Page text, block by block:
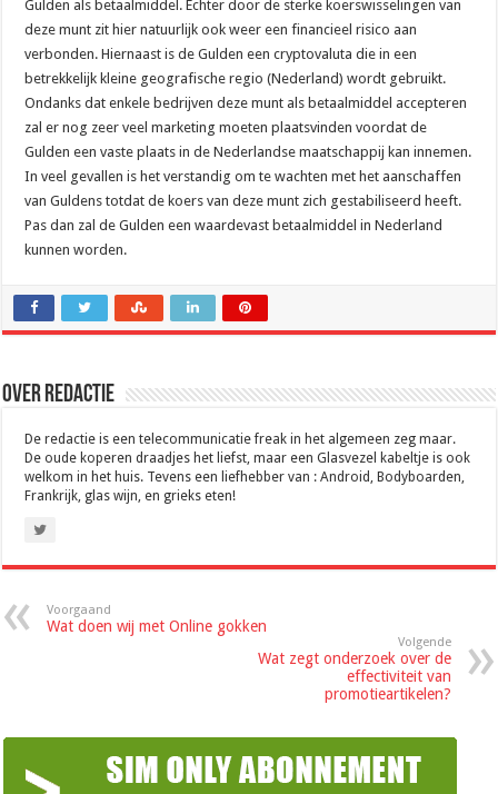
Gulden als betaalmiddel. Echter door de sterke koerswisselingen van
deze munt zit hier natuurlijk ook weer een financieel risico aan
verbonden. Hiernaast is de Gulden een cryptovaluta die in een
betrekkelijk kleine geografische regio (Nederland) wordt gebruikt.
Ondanks dat enkele bedrijven deze munt als betaalmiddel accepteren
zal er nog zeer veel marketing moeten plaatsvinden voordat de
Gulden een vaste plaats in de Nederlandse maatschappij kan innemen.
In veel gevallen is het verstandig om te wachten met het aanschaffen
van Guldens totdat de koers van deze munt zich gestabiliseerd heeft.
Pas dan zal de Gulden een waardevast betaalmiddel in Nederland
kunnen worden.
Over Redactie
De redactie is een telecommunicatie freak in het algemeen zeg maar.
De oude koperen draadjes het liefst, maar een Glasvezel kabeltje is ook
welkom in het huis. Tevens een liefhebber van : Android, Bodyboarden,
Frankrijk, glas wijn, en grieks eten!
Voorgaand
Wat doen wij met Online gokken
Volgende
Wat zegt onderzoek over de
effectiviteit van
promotieartikelen?